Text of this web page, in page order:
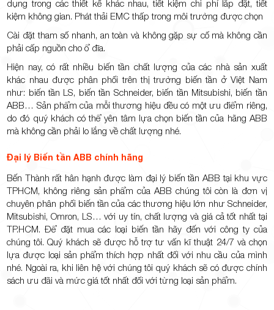
dụng trong các thiết kế khác nhau, tiết kiệm chi phí lắp đặt, tiết
kiệm không gian. Phát thải EMC thấp trong môi trường được chọn
Cài đặt tham số nhanh, an toàn và không gặp sự cố mà không cần
phải cấp nguồn cho ổ đĩa.
Hiện nay, có rất nhiều biến tần chất lượng của các nhà sản xuất
khác nhau được phân phối trên thị trường biến tần ở Việt Nam
như: biến tần LS, biến tần Schneider, biến tần Mitsubishi, biến tần
ABB… Sản phẩm của mỗi thương hiệu đều có một ưu điểm riêng,
do đó quý khách có thể yên tâm lựa chọn biến tần của hãng ABB
mà không cần phải lo lắng về chất lượng nhé.
Đại lý Biến tần ABB chính hãng
Bến Thành rất hân hạnh được làm đại lý biến tần ABB tại khu vực
TPHCM, không riêng sản phẩm của ABB chúng tôi còn là đơn vị
chuyên phân phối biến tần của các thương hiệu lớn như Schneider,
Mitsubishi, Omron, LS… với uy tín, chất lượng và giá cả tốt nhất tại
TP.HCM. Để đặt mua các loại biến tần hãy đến với công ty của
chúng tôi. Quý khách sẽ được hỗ trợ tư vấn kĩ thuật 24/7 và chọn
lựa được loại sản phẩm thích hợp nhất đối với nhu cầu của mình
nhé. Ngoài ra, khi liên hệ với chúng tôi quý khách sẽ có được chính
sách ưu đãi và mức giá tốt nhất đối với từng loại sản phẩm.